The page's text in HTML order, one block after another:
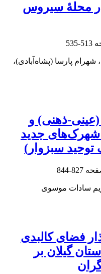
در محلۀ سیروس
513-535
پارسا (پشاه‌آبادی)،
ذهنی) و
شهرک‌های جدید
سبزوار)
827-844
سادات موسوی
فضای کالبدی
گیلان بر